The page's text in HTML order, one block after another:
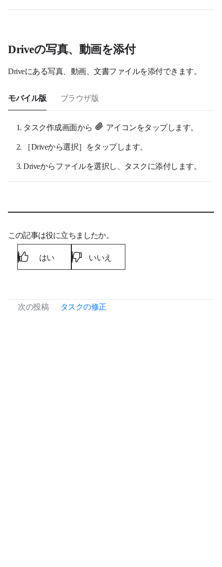
Driveの写真、動画を添付
Driveにある写真、動画、文書ファイルを添付できます。
モバイル版 ブラウザ版
タスク作成画面から
アイコンをタップします。
［Driveから選択］をタップします。
Driveからファイルを選択し、タスクに添付します。
この記事は役に立ちましたか。
はい
いいえ
次の投稿 タスクの修正